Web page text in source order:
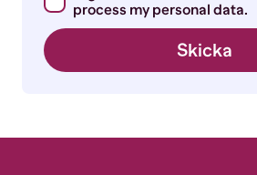
process my personal data.